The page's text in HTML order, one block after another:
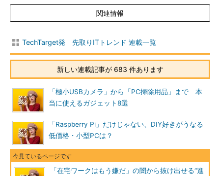
関連情報
TechTarget発 先取りITトレンド 連載一覧
新しい連載記事が 683 件あります
「極小USBカメラ」から「PC掃除用品」まで 本
当に使えるガジェット8選
「Raspberry Pi」だけじゃない、DIY好きがうなる
低価格・小型PCは？
「在宅ワークはもう嫌だ」の闇から抜け出せる“進